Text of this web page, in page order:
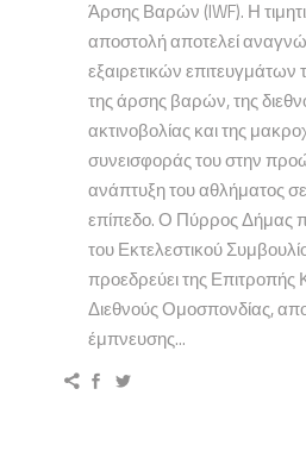
Άρσης Βαρών (IWF). Η
αποστολή αποτελεί
εξαιρετικών
της άρσης βαρών, της
ακτινοβολίας και της
συνεισφοράς του στην
ανάπτυξη του αθλήματος
επίπεδο. Ο Πύρρος Δήμας
του Εκτελεστικού
προεδρεύει της Επιτροπής
Διεθνούς Ομοσπονδίας,
έμπνευσης...